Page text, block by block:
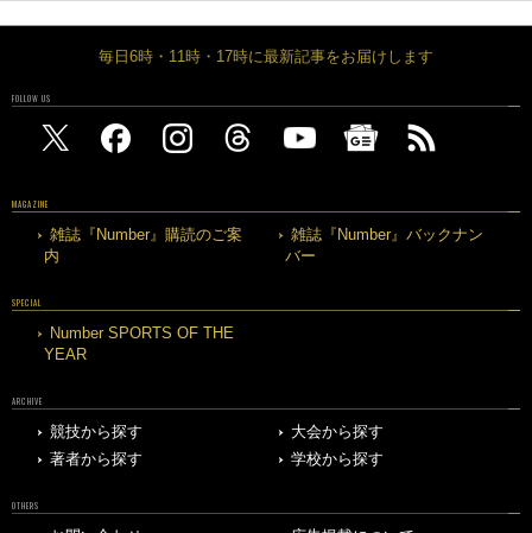
毎日6時・11時・17時に最新記事をお届けします
FOLLOW US
MAGAZINE
雑誌『Number』購読のご案
内
雑誌『Number』バックナン
バー
SPECIAL
Number SPORTS OF THE
YEAR
ARCHIVE
競技から探す
大会から探す
著者から探す
学校から探す
OTHERS